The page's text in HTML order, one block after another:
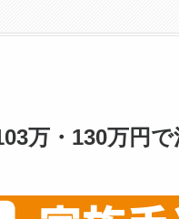
万・130万円